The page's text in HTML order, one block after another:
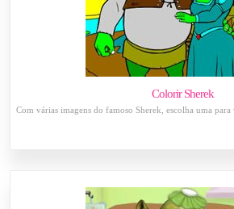
Colorir Sherek
Com várias imagens do famoso Sherek, escolha uma